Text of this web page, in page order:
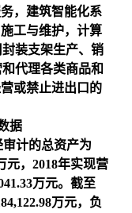
，建筑智能化系
工与维护，计算
封装支架生产、销
代理各类商品和
或禁止进出口的
据
审计的总资产为
元，2018年实现营
万元。截至
万元，负